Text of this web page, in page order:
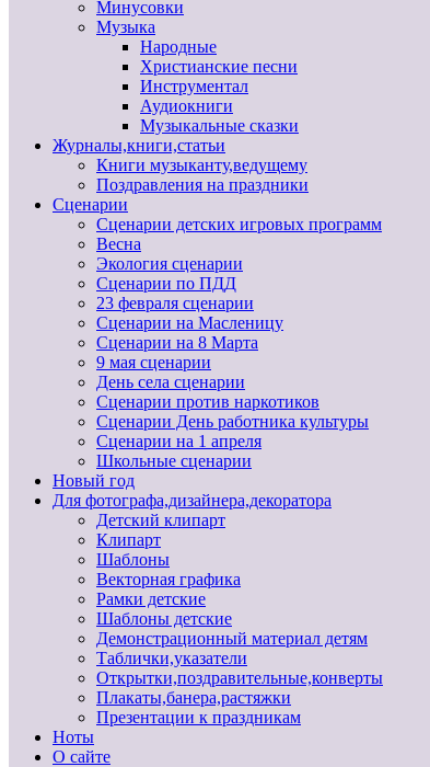
Минусовки
Музыка
Народные
Христианские песни
Инструментал
Аудиокниги
Музыкальные сказки
Журналы,книги,статьи
Книги музыканту,ведущему
Поздравления на праздники
Сценарии
Сценарии детских игровых программ
Весна
Экология сценарии
Сценарии по ПДД
23 февраля сценарии
Сценарии на Масленицу
Сценарии на 8 Марта
9 мая сценарии
День села сценарии
Сценарии против наркотиков
Сценарии День работника культуры
Сценарии на 1 апреля
Школьные сценарии
Новый год
Для фотографа,дизайнера,декоратора
Детский клипарт
Клипарт
Шаблоны
Векторная графика
Рамки детские
Шаблоны детские
Демонстрационный материал детям
Таблички,указатели
Открытки,поздравительные,конверты
Плакаты,банера,растяжки
Презентации к праздникам
Ноты
О сайте